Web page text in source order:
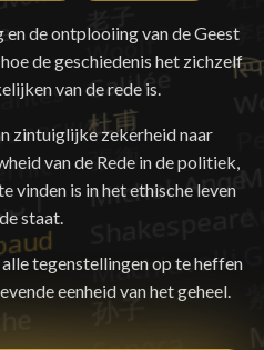
de ontplooiing van de Geest
de geschiedenis het zichzelf
van de rede is.
zintuiglijke zekerheid naar
van de Rede in de politiek,
vinden is in het ethische leven
staat.
tegenstellingen op te heffen
eenheid van het geheel.